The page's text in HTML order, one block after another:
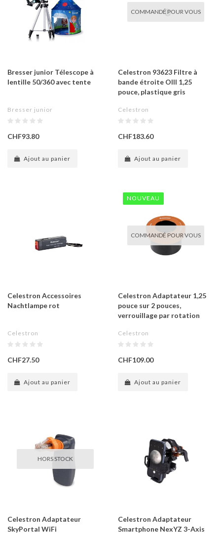
Bresser junior Télescope à
lentille 50/360 avec tente
Bresser junior
CHF93.80
Ajout au panier
COMMANDÉ POUR VOUS
Celestron 93623 Filtre à
bande étroite OIII 1,25
pouce, plastique gris
Celestron
CHF183.60
Ajout au panier
Celestron Accessoires
Nachtlampe rot
Celestron
CHF27.50
Ajout au panier
COMMANDÉ POUR VOUS
NOUVEAU
Celestron Adaptateur 1,25
pouce sur 2 pouces,
verrouillage par rotation
Celestron
CHF109.00
Ajout au panier
HORS STOCK
Celestron Adaptateur
SkyPortal WiFi
Celestron Adaptateur
Smartphone NexYZ 3-Axis